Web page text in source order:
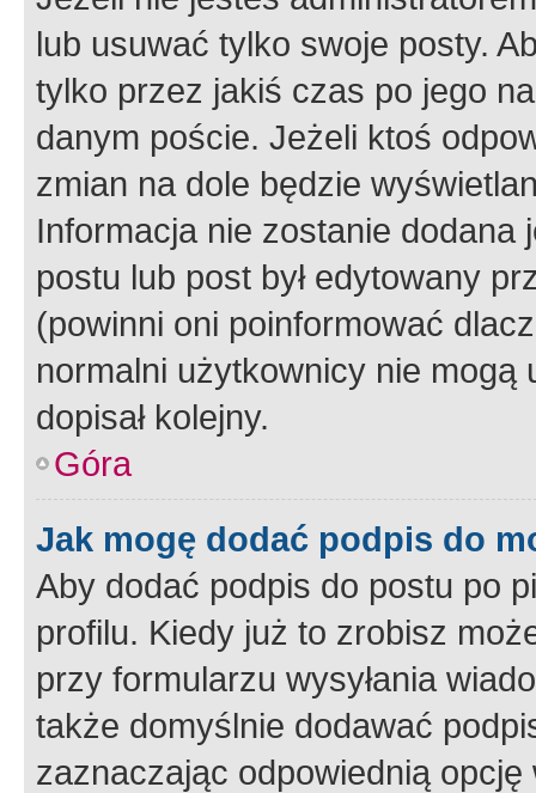
lub usuwać tylko swoje posty.
tylko przez jakiś czas po jego
danym poście. Jeżeli ktoś
zmian na dole będzie
Informacja nie zostanie dodana
postu lub post był edytowany
(powinni oni poinformować
normalni użytkownicy nie
dopisał kolejny.
Góra
Jak mogę dodać podpis do
Aby dodać podpis do postu po
profilu. Kiedy już to zrobisz
przy formularzu wysyłania
także domyślnie dodawać
zaznaczając odpowiednią